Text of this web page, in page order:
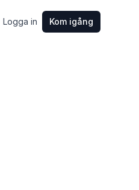
Logga in Kom igång